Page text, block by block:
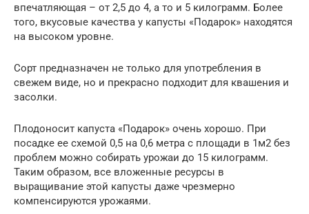
впечатляющая – от 2,5 до 4, а то и 5 килограмм. Более
того, вкусовые качества у капусты «Подарок» находятся
на высоком уровне.
Сорт предназначен не только для употребления в
свежем виде, но и прекрасно подходит для квашения и
засолки.
Плодоносит капуста «Подарок» очень хорошо. При
посадке ее схемой 0,5 на 0,6 метра с площади в 1м2 без
проблем можно собирать урожаи до 15 килограмм.
Таким образом, все вложенные ресурсы в
выращивание этой капусты даже чрезмерно
компенсируются урожаями.